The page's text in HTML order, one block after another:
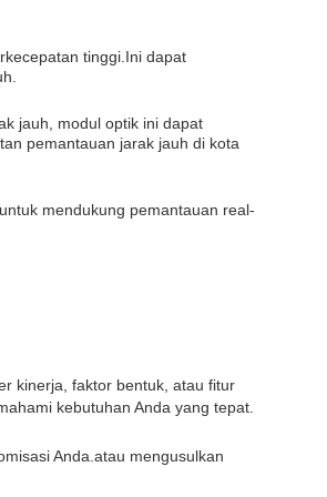
tinggi.Ini dapat
jauh, modul optik ini dapat
pemantauan jarak jauh di kota
mendukung pemantauan real-
kinerja, faktor bentuk, atau fitur
kebutuhan Anda yang tepat.
Anda.atau mengusulkan